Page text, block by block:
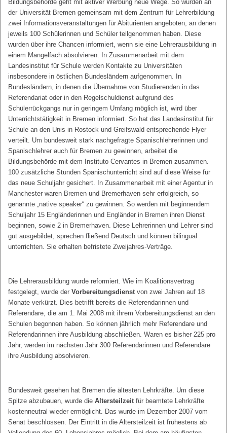
Bildungsbehörde geht mit aktiver Werbung neue Wege. So wurden an
der Universität Bremen gemeinsam mit dem Zentrum für Lehrerbildung
zwei Informationsveranstaltungen für Abiturienten angeboten, an denen
jeweils 100 Schülerinnen und Schüler teilgenommen haben. Diese
wurden über ihre Chancen informiert, wenn sie eine Lehrerausbildung in
einem Mangelfach absolvieren. In Zusammenarbeit mit dem
Landesinstitut für Schule werden Kontakte zu Universitäten
insbesondere in östlichen Bundesländern aufgenommen. In
Bundesländern, in denen die Übernahme von Studierenden in das
Referendariat oder in den Regelschuldienst aufgrund des
Schülerrückgangs nur in geringem Umfang möglich ist, wird über
Unterrichtstätigkeit in Bremen informiert. So hat das Landesinstitut für
Schule an den Unis in Rostock und Greifswald entsprechende Flyer
verteilt. Um bundesweit stark nachgefragte Spanischlehrerinnen und
Spanischlehrer auch für Bremen zu gewinnen, arbeitet die
Bildungsbehörde mit dem Instituto Cervantes in Bremen zusammen.
100 zusätzliche Stunden Spanischunterricht sind auf diese Weise für
das neue Schuljahr gesichert. In Zusammenarbeit mit einer Agentur in
Manchester waren Bremen und Bremerhaven sehr erfolgreich, so
genannte „native speaker“ zu gewinnen. So werden mit beginnendem
Schuljahr 15 Engländerinnen und Engländer in Bremen ihren Dienst
beginnen, sowie 2 in Bremerhaven. Diese Lehrerinnen und Lehrer sind
gut ausgebildet, sprechen fließend Deutsch und können bilingual
unterrichten. Sie erhalten befristete Zweijahres-Verträge.
Die Lehrerausbildung wurde reformiert. Wie im Koalitionsvertrag
festgelegt, wurde der Vorbereitungsdienstvon zwei Jahren auf 18
Monate verkürzt. Dies betrifft bereits die Referendarinnen und
Referendare, die am 1. Mai 2008 mit ihrem Vorbereitungsdienst an den
Schulen begonnen haben. So können jährlich mehr Referendare und
Referendarinnen ihre Ausbildung abschließen. Waren es bisher 225 pro
Jahr, werden im nächsten Jahr 300 Referendarinnen und Referendare
ihre Ausbildung absolvieren.
Bundesweit gesehen hat Bremen die ältesten Lehrkräfte. Um diese
Spitze abzubauen, wurde die Altersteilzeitfür beamtete Lehrkräfte
kostenneutral wieder ermöglicht. Das wurde im Dezember 2007 vom
Senat beschlossen. Der Eintritt in die Altersteilzeit ist frühestens ab